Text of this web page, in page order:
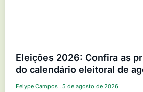
Eleições 2026: Confira as
do calendário eleitoral de
Felype Campos 5 de agosto de 2026